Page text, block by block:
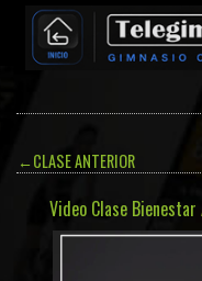
←CLASE ANTERIOR
Video Clase Bienestar